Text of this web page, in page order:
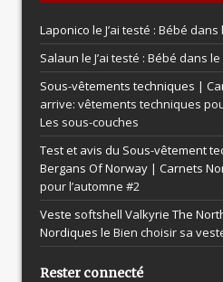
Laponico le J’ai testé : Bébé
Salaun le J’ai testé : Bébé dans
Sous-vêtements techniques |
arrive: vêtements techniques
Les sous-couches
Test et avis du Sous-vêtement
Bergans Of Norway | Carnets
pour l’automne #2
Veste softshell Valkyrie The
Nordiques le Bien choisir sa
Rester connecté